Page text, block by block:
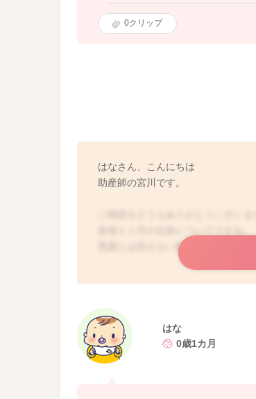
0クリップ
はなさん、こんにちは
助産師の宮川です。
悪露とは思えない鮮血が見られてい
す。
安静にして過ごされてみると、また
横になる時間をまだメインにして
はな
0歳1カ月